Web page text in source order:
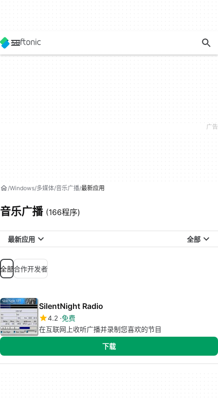
Windows 多媒体 音乐广播 最新应用
音乐广播 (166程序)
最新应用 全部
全部合作开发者
SilentNight Radio
4.2 免费
在互联网上收听广播并录制您喜欢的节目
下载